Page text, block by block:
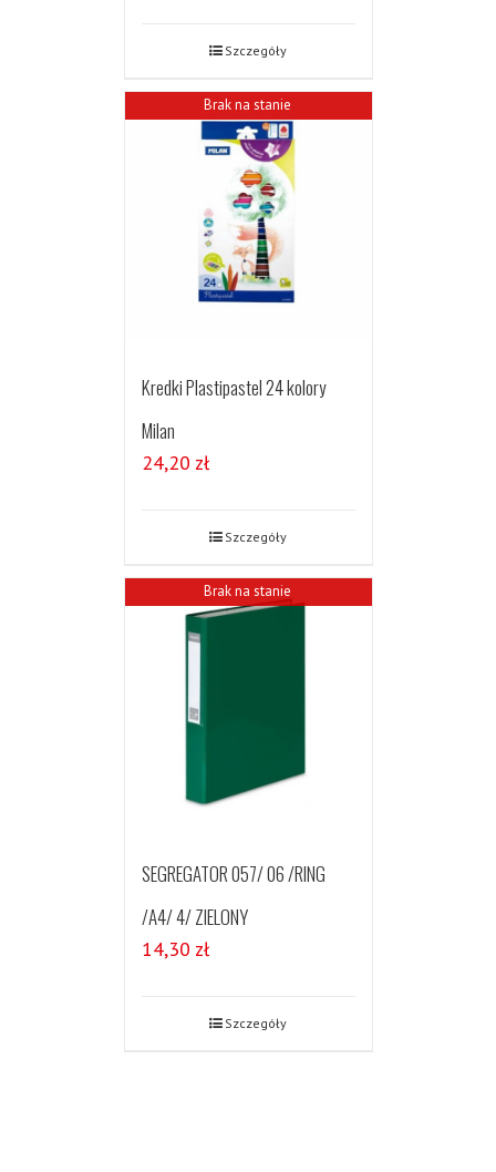
Szczegóły
Brak na stanie
Kredki Plastipastel 24 kolory
Milan
24,20 zł
Szczegóły
Brak na stanie
SEGREGATOR 057/ 06 /RING
/A4/ 4/ ZIELONY
14,30 zł
Szczegóły